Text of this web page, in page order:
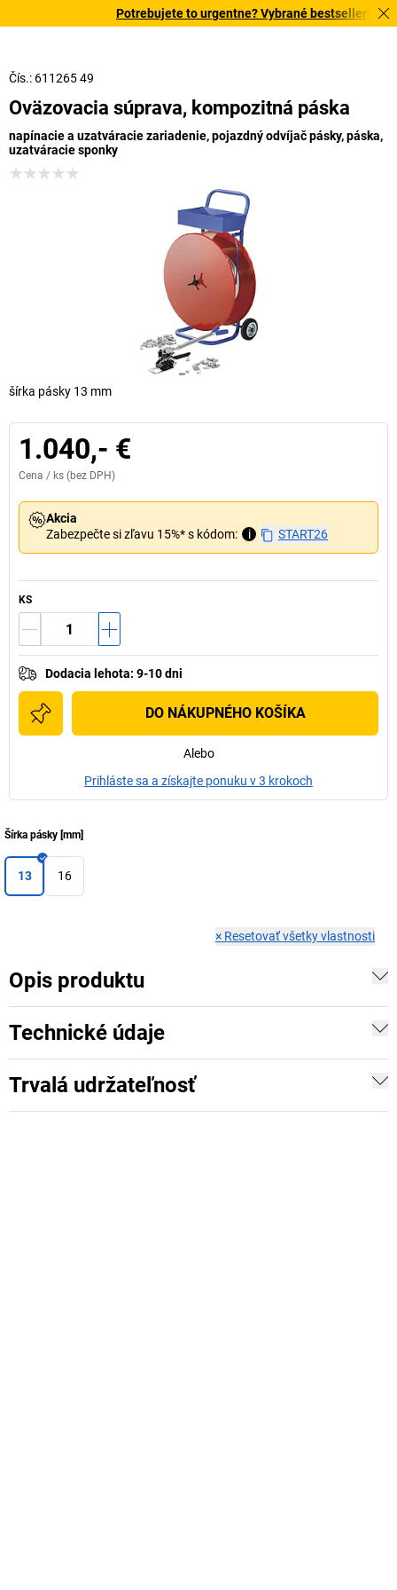
Potrebujete to urgentne? Vybrané bestsellery
Čís.: 611265 49
Oväzovacia súprava, kompozitná páska
napínacie a uzatváracie zariadenie, pojazdný odvíjač pásky, páska,
uzatváracie sponky
šírka pásky 13 mm
1.040,- €
Cena / ks (bez DPH)
Akcia
Zabezpečte si zľavu 15%* s kódom:
i START26
KS
Dodacia lehota: 9-10 dni
DO NÁKUPNÉHO KOŠÍKA
Alebo
Prihláste sa a získajte ponuku v 3 krokoch
Šírka pásky [mm]
13 16
× Resetovať všetky vlastnosti
Opis produktu
Technické údaje
Trvalá udržateľnosť